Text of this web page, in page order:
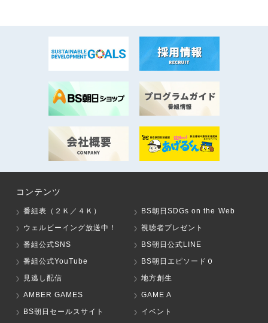
コンテンツ
番組表（２Ｋ／４Ｋ）
BS朝日SDGs on the Web
ウェルビーイング放送中！
視聴者プレゼント
番組公式SNS
BS朝日公式LINE
番組公式YouTube
BS朝日エピソード０
見逃し配信
地方創生
AMBER GAMES
GAME A
BS朝日セールスサイト
イベント